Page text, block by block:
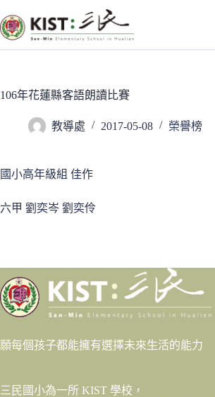
至
主
容
106年花蓮縣客語朗讀比賽
教導處 2017-05-08 榮譽榜
國小高年級組 佳作
六甲 劉奕岑 劉奕伶
願每個孩子都能擁有選擇未來生活的能力
三民國小為一所 KIST 學校，